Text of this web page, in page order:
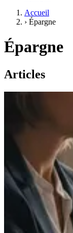
Accueil
› Épargne
Épargne
Articles